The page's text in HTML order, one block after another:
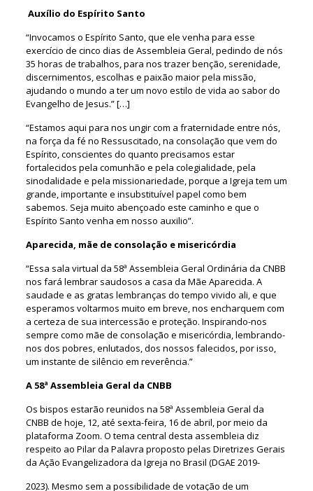
Auxílio do Espírito Santo
“Invocamos o Espírito Santo, que ele venha para esse
exercício de cinco dias de Assembleia Geral, pedindo de nós
35 horas de trabalhos, para nos trazer benção, serenidade,
discernimentos, escolhas e paixão maior pela missão,
ajudando o mundo a ter um novo estilo de vida ao sabor do
Evangelho de Jesus.” […]
“Estamos aqui para nos ungir com a fraternidade entre nós,
na força da fé no Ressuscitado, na consolação que vem do
Espírito, conscientes do quanto precisamos estar
fortalecidos pela comunhão e pela colegialidade, pela
sinodalidade e pela missionariedade, porque a Igreja tem um
grande, importante e insubstituível papel como bem
sabemos. Seja muito abençoado este caminho e que o
Espírito Santo venha em nosso auxilio”.
Aparecida, mãe de consolação e misericórdia
“Essa sala virtual da 58ª Assembleia Geral Ordinária da CNBB
nos fará lembrar saudosos a casa da Mãe Aparecida. A
saudade e as gratas lembranças do tempo vivido ali, e que
esperamos voltarmos muito em breve, nos encharquem com
a certeza de sua intercessão e proteção. Inspirando-nos
sempre como mãe de consolação e misericórdia, lembrando-
nos dos pobres, enlutados, dos nossos falecidos, por isso,
um instante de silêncio em reverência.”
A 58ª Assembleia Geral da CNBB
Os bispos estarão reunidos na 58ª Assembleia Geral da
CNBB de hoje, 12, até sexta-feira, 16 de abril, por meio da
plataforma Zoom. O tema central desta assembleia diz
respeito ao Pilar da Palavra proposto pelas Diretrizes Gerais
da Ação Evangelizadora da Igreja no Brasil (DGAE 2019-
2023). Mesmo sem a possibilidade de votação de um